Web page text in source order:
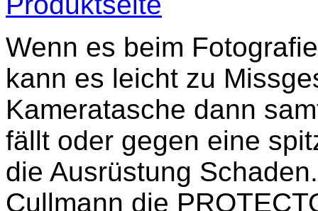
Wenn es beim
kann es leicht zu
Kameratasche dann
fällt oder gegen eine
die Ausrüstung
Cullmann die